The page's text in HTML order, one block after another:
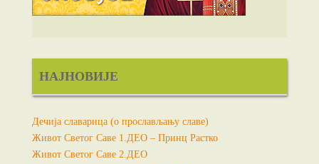
НАЈНОВИЈЕ
Дечија славарица (о прослављању славе)
Живот Светог Саве 1.ДЕО – Принц Растко
Живот Светог Саве 2.ДЕО